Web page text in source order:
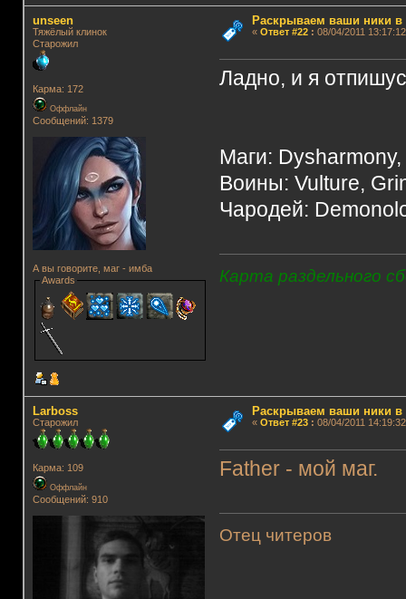
unseen
Тяжёлый клинок
Старожил
Карма: 172
Оффлайн
Сообщений: 1379
А вы говорите, маг - имба
Awards
Раскрываем ваши ники в
« Ответ #22: 08/04/2011
Ладно, и я
Маги:
Воины: Vulture,
Чародей:
Карта раздельного
Lаrboss
Старожил
Карма: 109
Оффлайн
Сообщений: 910
Раскрываем ваши ники в
« Ответ #23: 08/04/2011
Father - мой маг.
Отец читеров